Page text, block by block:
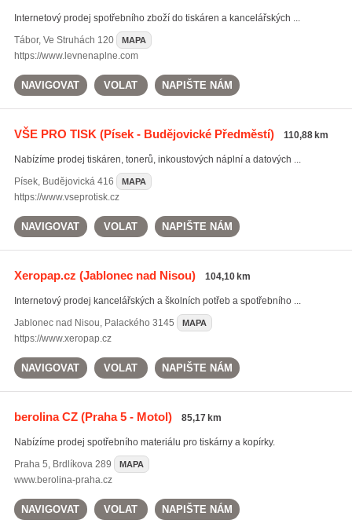
Internetový prodej spotřebního zboží do tiskáren a kancelářských ...
Tábor, Ve Struhách 120 MAPA
https://www.levnenaplne.com
NAVIGOVAT VOLAT NAPIŠTE NÁM
VŠE PRO TISK (Písek - Budějovické Předměstí) 110,88 km
Nabízíme prodej tiskáren, tonerů, inkoustových náplní a datových ...
Písek, Budějovická 416 MAPA
https://www.vseprotisk.cz
NAVIGOVAT VOLAT NAPIŠTE NÁM
Xeropap.cz (Jablonec nad Nisou) 104,10 km
Internetový prodej kancelářských a školních potřeb a spotřebního ...
Jablonec nad Nisou, Palackého 3145 MAPA
https://www.xeropap.cz
NAVIGOVAT VOLAT NAPIŠTE NÁM
berolina CZ(Praha 5 - Motol) 85,17 km
Nabízíme prodej spotřebního materiálu pro tiskárny a kopírky.
Praha 5, Brdlíkova 289 MAPA
www.berolina-praha.cz
NAVIGOVAT VOLAT NAPIŠTE NÁM